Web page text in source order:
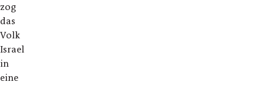
zog
das
Volk
Israel
in
eine